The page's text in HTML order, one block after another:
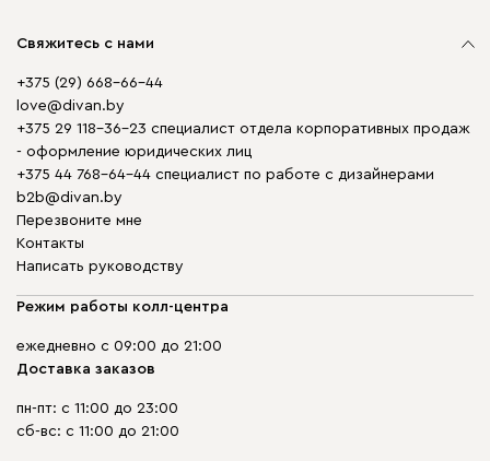
Свяжитесь с нами
+375 (29) 668-66-44
love@divan.by
+375 29 118-36-23 специалист отдела корпоративных продаж
- оформление юридических лиц
+375 44 768-64-44 специалист по работе с дизайнерами
b2b@divan.by
Перезвоните мне
Контакты
Написать руководству
Режим работы колл-центра
ежедневно с 09:00 до 21:00
Доставка заказов
пн-пт: с 11:00 до 23:00
сб-вс: с 11:00 до 21:00